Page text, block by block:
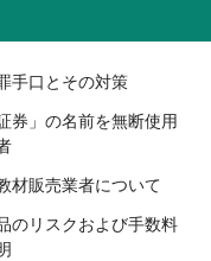
手口とその対策
券」の名前を無断使用
材販売業者について
のリスクおよび手数料